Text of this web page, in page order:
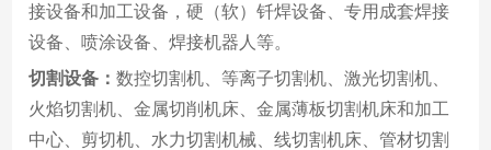
接设备和加工设备，硬（软）钎焊设备、专用成套焊接
设备、喷涂设备、焊接机器人等。
切割设备：数控切割机、等离子切割机、激光切割机、
火焰切割机、金属切削机床、金属薄板切割机床和加工
中心、剪切机、水力切割机械、线切割机床、管材切割